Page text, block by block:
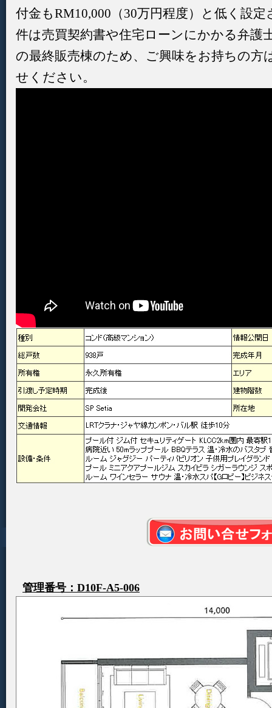
付金もRM10,000（30万円程度）と低く設
件は売買契約書や住宅ローンにかかる弁護
の最終販売棟のため、ご興味をお持ちの方
せください。
管理番号：D10F-A5-006